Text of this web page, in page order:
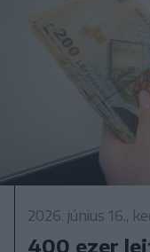
2026. június 16.,
400 ezer